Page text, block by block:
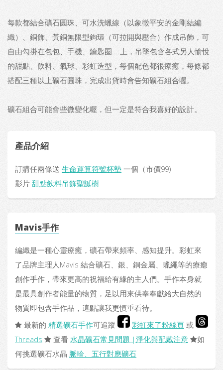
每款都結合礦石圓珠、可水洗蠟線（以象徵平安的金剛結編
織）、銅飾、黃銅無限型鉤環（可拉開與壓合）作成吊飾，可
自由勾掛在包包、手機、鑰匙圈....上，吊墜包含各式另人愉悅
的甜點、飲料、氣球、彩虹造型，每個配色都很療癒，每條都
搭配三種以上礦石圓珠，完成出貨時會告知礦石組合喔。
礦石組合可能會些微變化喔，但一定是符合我喜好的設計。
產品介紹
訂購任兩條送 生命運算符號杯墊 一個（市價99)
影片 甜點飲料吊飾聖誕樹
Mavis手作
編織是一種心靈療癒，礦石帶來頻率、感知提升。彩虹來
了品牌主理人Mavis 結合礦石、銀、銅金屬、蠟繩等的療癒
創作手作，帶來更高的祝福給有緣的主人們。手作本身就
是最具創作者能量的物質，足以用來供奉奉獻給大自然的
物質即包含手作品，這點讓我更慎重看待。
最新的 精選礦石手作可追蹤 彩虹來了粉絲頁 或
Threads
查看 水晶礦石常見問題 |淨化與配戴注意
如
何挑選礦石水晶 脈輪、五行對應礦石